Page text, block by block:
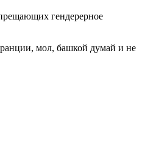
гендерерное
мол, башкой думай и не